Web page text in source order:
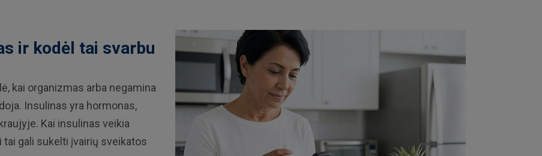
ir kodėl tai svarbu
kai organizmas arba negamina
Insulinas yra hormonas,
Kai insulinas veikia
tai gali sukelti įvairių sveikatos